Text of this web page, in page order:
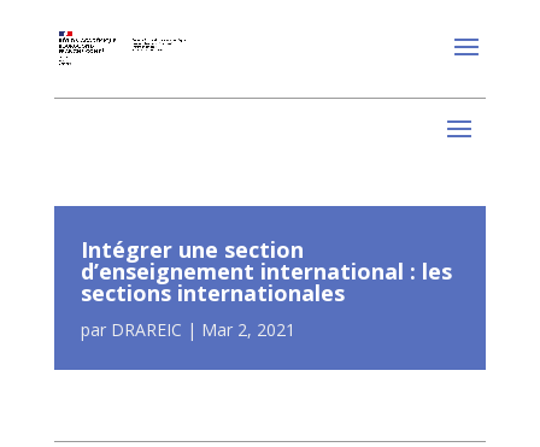
Intégrer une section
d’enseignement international : les
sections internationales
par DRAREIC | Mar 2, 2021